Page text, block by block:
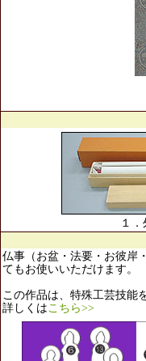
１
仏事（お盆・法要・お彼岸
てもお使いいただけます。
この作品は、特殊工芸技能
詳しくはこちら>>